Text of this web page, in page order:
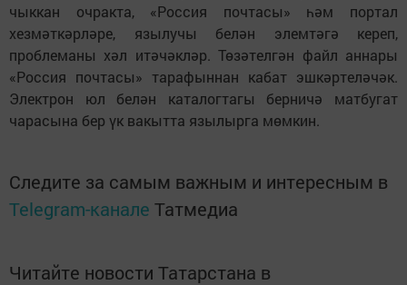
чыккан очракта, «Россия почтасы» һәм портал
хезмәткәрләре, язылучы белән элемтәгә кереп,
проблеманы хәл итәчәкләр. Төзәтелгән файл аннары
«Россия почтасы» тарафыннан кабат эшкәртеләчәк.
Электрон юл белән каталогтагы берничә матбугат
чарасына бер үк вакытта язылырга мөмкин.
Следите за самым важным и интересным в
Telegram-канале Татмедиа
Читайте новости Татарстана в